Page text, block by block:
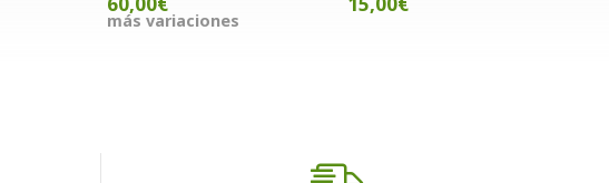
más variaciones